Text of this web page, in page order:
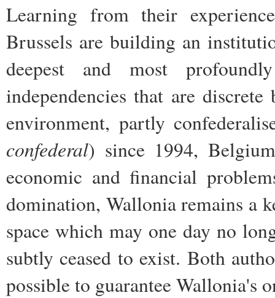
Learning from their
Brussels are building an
deepest and most
independencies that are
environment, partly
confederal) since 1994,
economic and financial
domination, Wallonia remains a
space which may one day no
subtly ceased to exist. Both
possible to guarantee Wallonia's